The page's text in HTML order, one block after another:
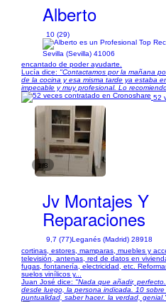
Alberto
10 (29)
Sevilla (Sevilla) 41006
encantado de poder ayudarte.
Lucía dice: "Contactamos por la mañana
de la cocina y esa misma tarde ya estaba
impecable y muy profesional. Lo
52
1/3
Jv Montajes Y
Reparaciones
9,7 (77)Leganés (Madrid) 28918
cortinas, estores, mamparas, muebles y
televisión, antenas, red de datos en
fugas, fontanería, electricidad, etc.
suelos vinílicos y...
Juan José dice: "Nada que añadir,
desde luego, la persona indicada. 10
puntualidad, saber hacer. la verdad,